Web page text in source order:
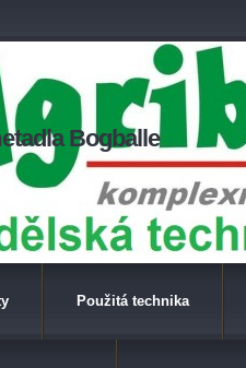
Bogballe
Použitá technika